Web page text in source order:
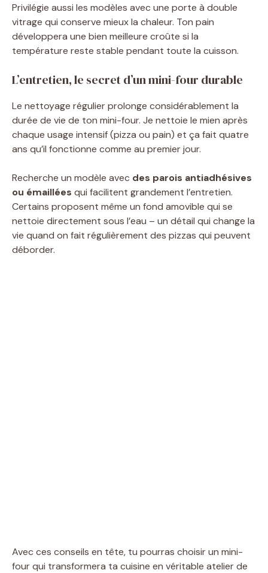
Privilégie aussi les modèles avec une porte à double
vitrage qui conserve mieux la chaleur. Ton pain
développera une bien meilleure croûte si la
température reste stable pendant toute la cuisson.
L’entretien, le secret d’un mini-four durable
Le nettoyage régulier prolonge considérablement la
durée de vie de ton mini-four. Je nettoie le mien après
chaque usage intensif (pizza ou pain) et ça fait quatre
ans qu’il fonctionne comme au premier jour.
Recherche un modèle avec des parois antiadhésives
ou émaillées qui facilitent grandement l’entretien.
Certains proposent même un fond amovible qui se
nettoie directement sous l’eau – un détail qui change la
vie quand on fait régulièrement des pizzas qui peuvent
déborder.
Avec ces conseils en tête, tu pourras choisir un mini-
four qui transformera ta cuisine en véritable atelier de